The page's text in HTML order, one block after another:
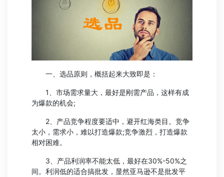
一、选品原则，概括起来大致即是：
1、市场需求量大，最好是刚需产品，这样有成
为爆款的机会;
2、产品竞争程度要适中，避开红海类目。竞争
太小，需求小，难以打造爆款;竞争激烈，打造爆款
相对困难。
3、产品利润率不能太低，最好在30%-50%之
间。利润低的适合搞批发，显然亚马逊不是批发平